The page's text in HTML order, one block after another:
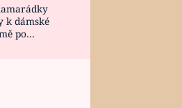
k dámské
po